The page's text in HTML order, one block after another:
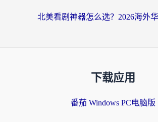
下载应用
番茄 Windows PC电脑版